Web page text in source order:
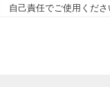
自己責任でご使用くだ